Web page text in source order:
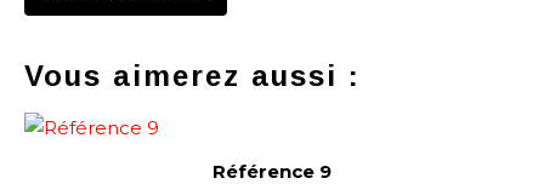
Vous aimerez aussi :
Référence 9